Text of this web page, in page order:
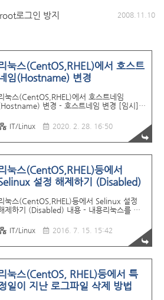
로그인 방지 2008.11.10
눅스(CentOS,RHEL)에서 호스트
임(Hostname) 변경
눅스(CentOS,RHEL)에서 호스트네임
변경 - 호스트네임 변경 [임시]
[root@centos8 ~]# hostname test
~]# hostname test
~]# - 호스트네임 변경 [영구
sysconfig/network
[root@centos7 ~] -
스트네임 변경 [영구적->CentOS, RHEL 7
set-hostname test
~]# hostnam..
IT/Linux 2020. 2. 28. 16:50
눅스(CentOS,RHEL)등에서
설정 해제하기 (Disabled)
눅스(CentOS,RHEL)등에서 Selinux 설정
제하기 (Disabled) 내용 - 내용리눅스를 설
방화벽때문에 문제가 될 경우가 있다.이럴때는
단 먼저 Selinux를 먼저 해제하는것이 좋다.
사용방법1234567891011121314vi
can take one of these three
enforcing - SELinux security
is enforced.# permissive - SELinux
IT/Linux 2016. 7. 15. 15:42
눅스(CentOS, RHEL)등에서 특
일이 지난 로그파일 삭제 방법